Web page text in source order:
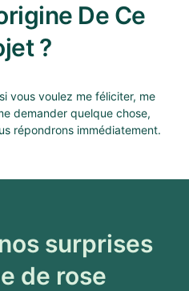
De Ce
?
vous voulez me féliciter, me
demander quelque chose,
répondrons immédiatement.
surprises
de rose